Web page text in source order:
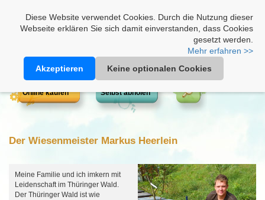
Diese Website verwendet Cookies. Durch die Nutzung dieser
Webseite erklären Sie sich damit einverstanden, dass Cookies
gesetzt werden.
Mehr erfahren >>
Akzeptieren
Keine optionalen Cookies
Online kaufen Selbst abholen
Der Wiesenmeister Markus Heerlein
Meine Familie und ich imkern mit
Leidenschaft im Thüringer Wald.
Der Thüringer Wald ist wie